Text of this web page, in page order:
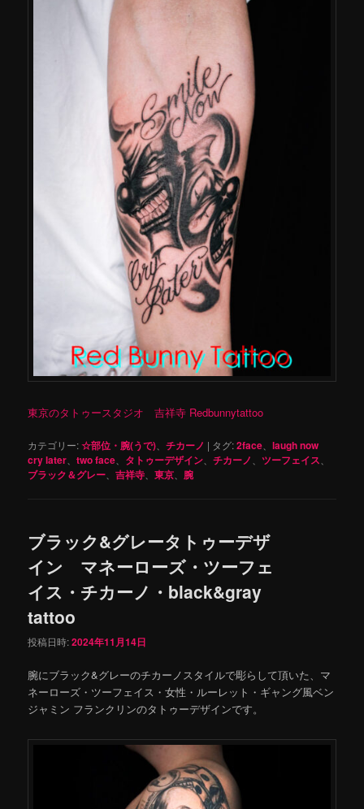
東京のタトゥースタジオ 吉祥寺 Redbunnytattoo
カテゴリー:☆部位・腕(うで) 、チカーノ | タグ:2face 、laugh now
cry later 、two face タトゥーデザイン 、チカーノ 、ツーフェイス
ブラック＆グレー 、吉祥寺 、東京 腕
ブラック&グレータトゥーデザ
イン マネーローズ・ツーフェ
イス・チカーノ・black&gray
tattoo
投稿日時:2024年11月14日
腕にブラック&グレーのチカーノスタイルで彫らして頂いた、マ
ネーローズ・ツーフェイス・女性・ルーレット・ギャング風ベン
ジャミン フランクリンのタトゥーデザインです。